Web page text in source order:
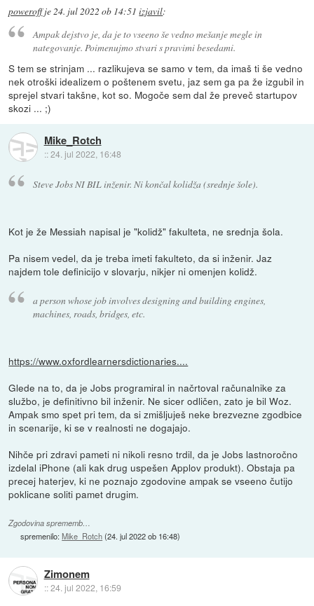
poweroffje24. jul 2022 ob 14:51 izjavil:
Ampak dejstvo je, da je to vseeno še vedno mešanje megle in
nategovanje. Poimenujmo stvari s pravimi besedami.
S tem se strinjam ... razlikujeva se samo v tem, da imaš ti še vedno
nek otroški idealizem o poštenem svetu, jaz sem ga pa že izgubil in
sprejel stvari takšne, kot so. Mogoče sem dal že preveč startupov
skozi ... ;)
Mike_Rotch
::24. jul 2022, 16:48
Steve Jobs NI BIL inženir. Ni končal kolidža (srednje šole).
Kot je že Messiah napisal je "kolidž" fakulteta, ne srednja šola.
Pa nisem vedel, da je treba imeti fakulteto, da si inženir. Jaz
najdem tole definicijo v slovarju, nikjer ni omenjen kolidž.
a person whose job involves designing and building engines,
machines, roads, bridges, etc.
https://www.oxfordlearnersdictionaries....
Glede na to, da je Jobs programiral in načrtoval računalnike za
službo, je definitivno bil inženir. Ne sicer odličen, zato je bil Woz.
Ampak smo spet pri tem, da si zmišljuješ neke brezvezne zgodbice
in scenarije, ki se v realnosti ne dogajajo.
Nihče pri zdravi pameti ni nikoli resno trdil, da je Jobs lastnoročno
izdelal iPhone (ali kak drug uspešen Applov produkt). Obstaja pa
precej haterjev, ki ne poznajo zgodovine ampak se vseeno čutijo
poklicane soliti pamet drugim.
Zgodovina sprememb…
spremenilo:Mike_Rotch(24. jul 2022 ob 16:48)
Zimonem
::24. jul 2022, 16:59